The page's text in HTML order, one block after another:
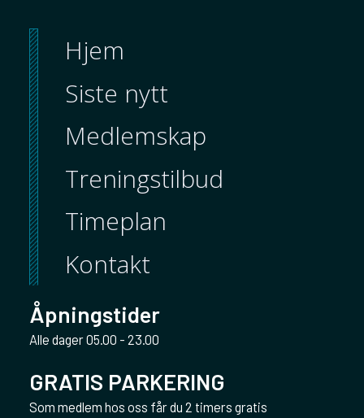
Hjem
Siste nytt
Medlemskap
Treningstilbud
Timeplan
Kontakt
Åpningstider
Alle dager 05.00 - 23.00
GRATIS PARKERING
Som medlem hos oss får du 2 timers gratis